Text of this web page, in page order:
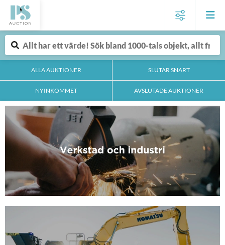
ALLA AUKTIONER SLUTAR SNART
NYINKOMMET AVSLUTADE AUKTIONER